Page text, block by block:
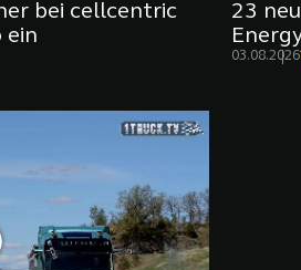
bei cellcentric
ein
23
03.08.2026